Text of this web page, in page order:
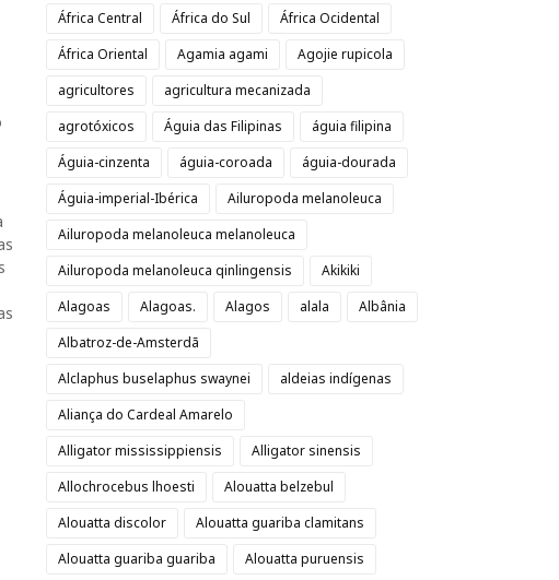
África Central
África do Sul
África Ocidental
África Oriental
Agamia agami
Agojie rupicola
agricultores
agricultura mecanizada
agrotóxicos
Águia das Filipinas
águia filipina
Águia-cinzenta
águia-coroada
águia-dourada
Águia-imperial-Ibérica
Ailuropoda melanoleuca
Ailuropoda melanoleuca melanoleuca
Ailuropoda melanoleuca qinlingensis
Akikiki
Alagoas
Alagoas. Alagos alala
Albânia
Albatroz-de-Amsterdã
Alclaphus buselaphus swaynei
aldeias indígenas
Aliança do Cardeal Amarelo
Alligator mississippiensis
Alligator sinensis
Allochrocebus lhoesti
Alouatta belzebul
Alouatta discolor
Alouatta guariba clamitans
Alouatta guariba guariba
Alouatta puruensis